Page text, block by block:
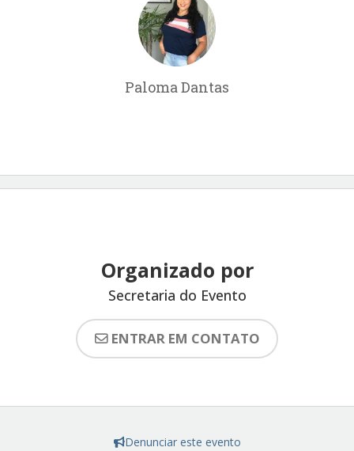
Paloma Dantas
Organizado por
Secretaria do Evento
ENTRAR EM CONTATO
Denunciar este evento